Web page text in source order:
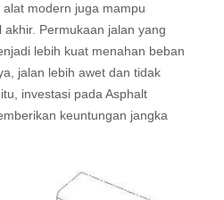
modern juga mampu
Permukaan jalan yang
lebih kuat menahan beban
jalan lebih awet dan tidak
investasi pada Asphalt
keuntungan jangka